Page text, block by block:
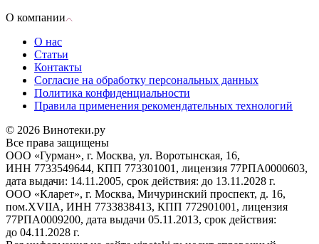
О компании
О нас
Статьи
Контакты
Согласие на обработку персональных данных
Политика конфиденциальности
Правила применения рекомендательных технологий
© 2026 Винотеки.ру
Все права защищены
ООО «Гурман», г. Москва, ул. Воротынская, 16,
ИНН 7733549644, КПП 773301001, лицензия 77РПА0000603,
дата выдачи: 14.11.2005, срок действия: до 13.11.2028 г.
ООО «Кларет», г. Москва, Мичуринский проспект, д. 16,
пом.XVIIA, ИНН 7733838413, КПП 772901001, лицензия
77РПА0009200, дата выдачи 05.11.2013, срок действия:
до 04.11.2028 г.